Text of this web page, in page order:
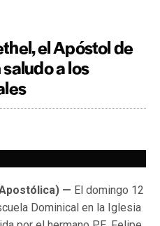
el Apóstol de
a los
— El domingo 12
Dominical en la Iglesia